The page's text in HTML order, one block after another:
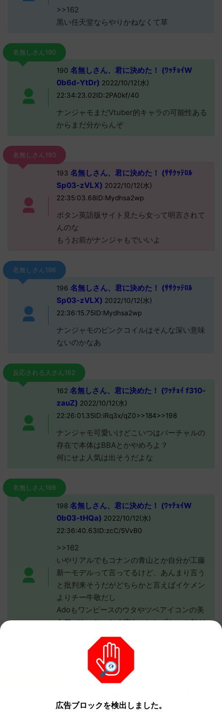
>>162
黒い任天堂ならやりかねなくて草
名無しさん190
190 名無しさん、君に決めた！ (ﾜｯﾁｮｲW
0b6d-YtDr) 2022/10/12(水)
22:34:23.02ID:2PA0kf/40
ナンジャモまだVtuber的キャラの可能性ある
からまだ分からんぞ
名無しさん193
193 名無しさん、君に決めた！ (ｻｻｸｯﾃﾛﾙ
Sp03-zVLX) 2022/10/12(水)
22:35:03.68ID:Mydhsa2wp
ボタン英語版サイト見たら女って明言されて
んのな
もうお前がナンジャもでいいよ
名無しさん196
196 名無しさん、君に決めた！ (ｻｻｸｯﾃﾛﾙ
Sp03-zVLX) 2022/10/12(水)
22:36:15.75ID:Mydhsa2wp
ナンジャモのピンクコイルはそんな深い意味
ないのかなあ
反応される人さん162
162 名無しさん、君に決めた！ (ﾜｯﾁｮｲ f310-
zauZ) 2022/10/12(水)
22:26:01.35ID:iRq3x/qZ0>>184>>198
ナンジャモ可愛いけどこいつはバーチャルの
存在で本体はBBAとかやめろよ？
何にせよ人気は出そうだよな
名無しさん198
198名無しさん、君に決めた！ (ﾜｯﾁｮｲW
0b03-tHQa) 2022/10/12(水)
22:36:40.63ID:zcC/5VvB0
>>162
いやリアルでもコナンの青山とか自分が工藤
新一モデルって言ってるけど、あんまり言う
と批判来そうだがどちらかと言えばイケメン
よりチー牛敬だし
Adoもワンピースのウタやツベアイコンの美
女アバターじゃなく南キャンしずちゃん似だ
理想と現実は残酷ってこともある
Sp03-zVLX)2022/10/12(水)
広告ブロックを検出しました。